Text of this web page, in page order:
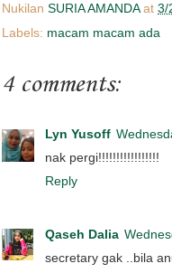
Nukilan SURIA AMANDA at 3/
Labels: macam macam ada
4 comments:
Lyn Yusoff
nak pergi!!!!!!!!!!!!!!!!!
Reply
Qaseh Dalia
secretary gak ..bila